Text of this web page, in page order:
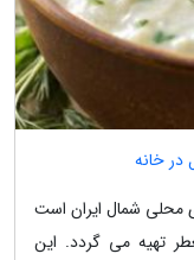
خانه
شمال ایران است
تهیه می گردد. این